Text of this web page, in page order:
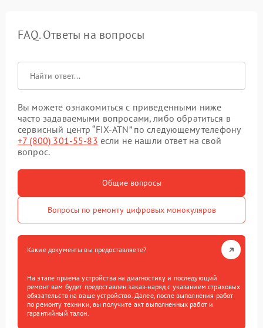
FAQ. Ответы на вопросы
Вы можете ознакомиться с приведенными ниже
часто задаваемыми вопросами, либо обратиться в
сервисный центр “FIX-ATN” по следующему телефону
+7 (800) 301-55-83 если не нашли ответ на свой
вопрос.
Общие вопросы
Вопросы по ремонту цифровых монокуляров
Какие документы вы предоставляете?
На этапе приема устройства на диагностику и последующий
ремонт вам будет предоставлен заказ-наряд с указанием страховых
обязательств на ваше устройство. Далее, после выполнения работ
по ремонту техники, вы получите акт выполненных работ и
гарантийный талон.